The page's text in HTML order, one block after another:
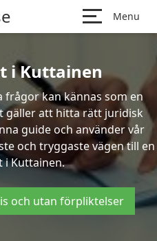
Menu
i Kuttainen
kan kännas som en
gäller att hitta rätt juridisk
guide och använder vår
och tryggaste vägen till en
i Kuttainen.
och utan förpliktelser